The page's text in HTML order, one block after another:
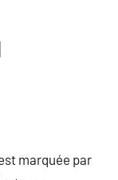
marquée par